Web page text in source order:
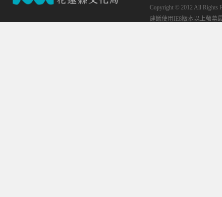
Copyright © 2012 All Rights
建議使用IE8版本以上螢幕